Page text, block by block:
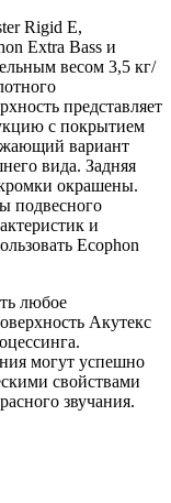
Rigid E,
Extra Bass и
весом 3,5 кг/
представляет
с покрытием
вариант
вида. Задняя
окрашены.
подвесного
и
Ecophon
любое
Акутекс
могут успешно
свойствами
звучания.